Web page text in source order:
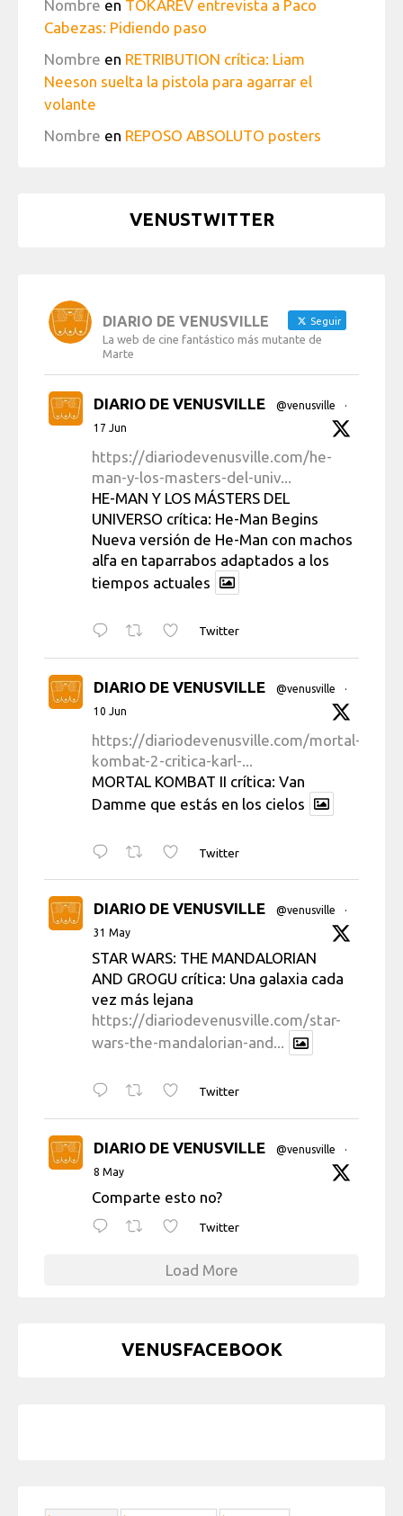
Nombre en TOKAREV entrevista a Paco
Cabezas: Pidiendo paso
Nombre en RETRIBUTION crítica: Liam
Neeson suelta la pistola para agarrar el
volante
Nombre en REPOSO ABSOLUTO posters
VENUSTWITTER
DIARIO DE VENUSVILLE Seguir
La web de cine fantástico más mutante de
Marte
DIARIO DE VENUSVILLE @venusville
·
17 Jun
https://diariodevenusville.com/he-
man-y-los-masters-del-univ...
HE-MAN Y LOS MÁSTERS DEL
UNIVERSO crítica: He-Man Begins
Nueva versión de He-Man con machos
alfa en taparrabos adaptados a los
tiempos actuales
Twitter
DIARIO DE VENUSVILLE @venusville
·
10 Jun
https://diariodevenusville.com/mortal-
kombat-2-critica-karl-...
MORTAL KOMBAT II crítica: Van
Damme que estás en los cielos
Twitter
DIARIO DE VENUSVILLE @venusville
·
31 May
STAR WARS: THE MANDALORIAN
AND GROGU crítica: Una galaxia cada
vez más lejana
https://diariodevenusville.com/star-
wars-the-mandalorian-and...
Twitter
DIARIO DE VENUSVILLE @venusville
·
8 May
Comparte esto no?
Twitter
Load More
VENUSFACEBOOK